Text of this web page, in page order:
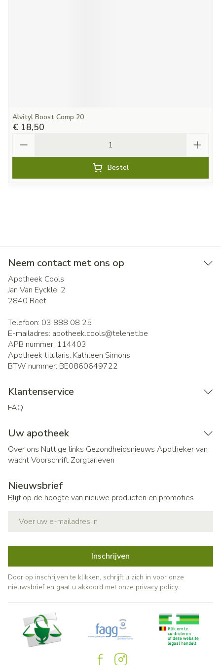
Alvityl Boost Comp 20
€ 18,50
Bestel
Neem contact met ons op
Apotheek Cools
Jan Van Eycklei 2
2840 Reet
Telefoon: 03 888 08 25
E-mailadres: apotheek.cools@telenet.be
APB nummer: 114403
Apotheek titularis: Kathleen Simons
BTW nummer: BE0860649722
Klantenservice
FAQ
Uw apotheek
Over ons Nuttige links Gezondheidsnieuws Apotheker van
wachtVoorschrift Zorgtarieven
Nieuwsbrief
Blijf op de hoogte van nieuwe producten en promoties
Inschrijven
Door op inschrijven te klikken, schrijft u zich in voor onze
nieuwsbrief en gaat u akkoord met onze privacy policy.